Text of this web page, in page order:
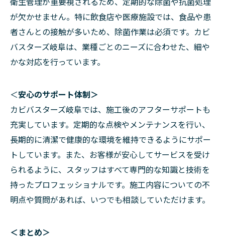
が欠かせません。特に飲食店や医療施設では、食品や患
者さんとの接触が多いため、除菌作業は必須です。カビ
バスターズ岐阜は、業種ごとのニーズに合わせた、細や
かな対応を行っています。
＜安心のサポート体制＞
カビバスターズ岐阜では、施工後のアフターサポートも
充実しています。定期的な点検やメンテナンスを行い、
長期的に清潔で健康的な環境を維持できるようにサポー
トしています。また、お客様が安心してサービスを受け
られるように、スタッフはすべて専門的な知識と技術を
持ったプロフェッショナルです。施工内容についての不
明点や質問があれば、いつでも相談していただけます。
＜まとめ＞